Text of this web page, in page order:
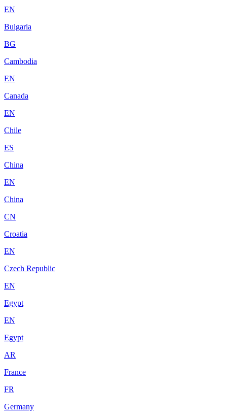
EN
Bulgaria
BG
Cambodia
EN
Canada
EN
Chile
ES
China
EN
China
CN
Croatia
EN
Czech Republic
EN
Egypt
EN
Egypt
AR
France
FR
Germany